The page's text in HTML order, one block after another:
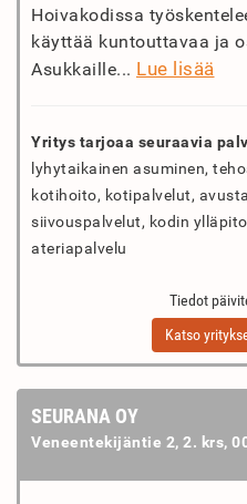
Hoivakodissa
käyttää kuntouttavaa ja
Asukkaille... Lue lisää
Yritys tarjoaa seuraavia
lyhytaikainen asuminen,
kotihoito, kotipalvelut,
siivouspalvelut, kodin
ateriapalvelu
Tiedot
Katso
SEURANA OY
Veneentekijäntie 2, 2. krs,